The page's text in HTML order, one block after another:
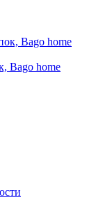
Bago home